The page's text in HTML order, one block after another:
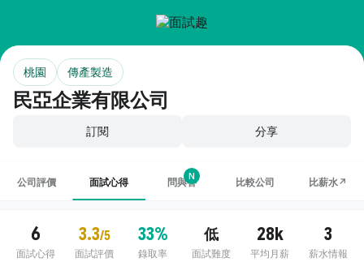
民亞企業有限公司
桃園 傳產製造
訂閱 分享
公司評價 面試心得 問與答
N
比較公司 比薪水↗
6
面試心得
3.3/5
面試評價
33%
錄取率
低
面試難度
28k
平均月薪
3
薪水情報